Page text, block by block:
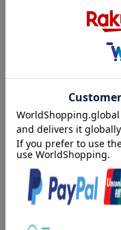
▶注文殺到! 発売前重版
SNSで話題沸騰中
▶Amazon3部門で発売前
マクロ経済学（2026/6/
▶ビジネス書評メールマ
「ビジネスブックマラソ
＊6/16配信分
▶作家・橘玲氏ならではの
「小説」+「ノンフィク
図表49点の圧倒的ボリュ
◆人気作家・橘玲氏、最
◇〈近未来小説＋金融ガ
内容紹介（「